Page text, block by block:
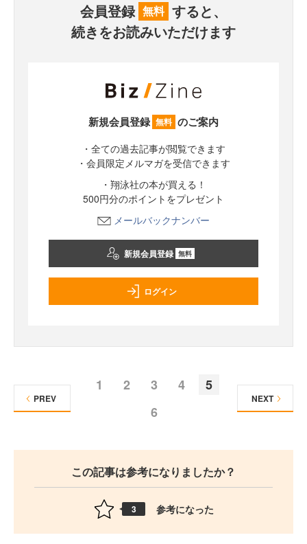
会員登録 無料 すると、
続きをお読みいただけます
新規会員登録 無料 のご案内
・全ての過去記事が閲覧できます
・会員限定メルマガを受信できます
・翔泳社の本が買える！
500円分のポイントをプレゼント
メールバックナンバー
新規会員登録 無料
ログイン
1 2 3 4
5
6
PREV NEXT
この記事は参考になりましたか？
3 参考になった